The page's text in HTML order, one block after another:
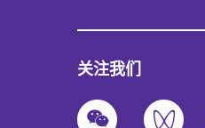
关注我们